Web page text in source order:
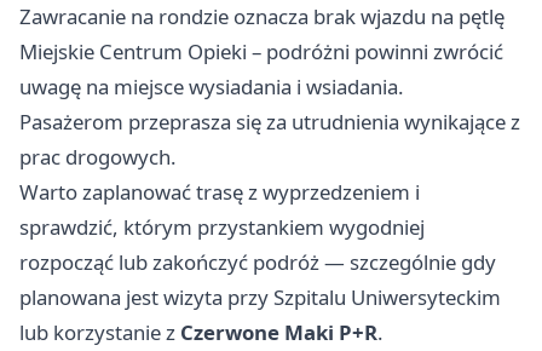
Zawracanie na rondzie oznacza brak wjazdu na pętlę
Miejskie Centrum Opieki – podróżni powinni zwrócić
uwagę na miejsce wysiadania i wsiadania.
Pasażerom przeprasza się za utrudnienia wynikające z
prac drogowych.
Warto zaplanować trasę z wyprzedzeniem i
sprawdzić, którym przystankiem wygodniej
rozpocząć lub zakończyć podróż — szczególnie gdy
planowana jest wizyta przy Szpitalu Uniwersyteckim
lub korzystanie z Czerwone Maki P+R.